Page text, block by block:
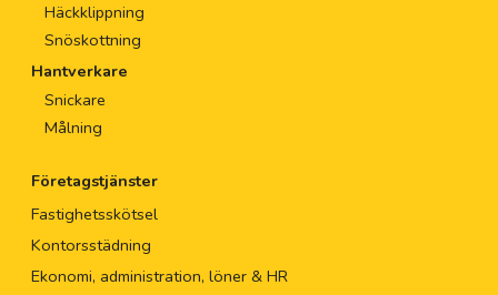
Häckklippning
Snöskottning
Hantverkare
Snickare
Målning
Företagstjänster
Fastighetsskötsel
Kontorsstädning
Ekonomi, administration, löner & HR